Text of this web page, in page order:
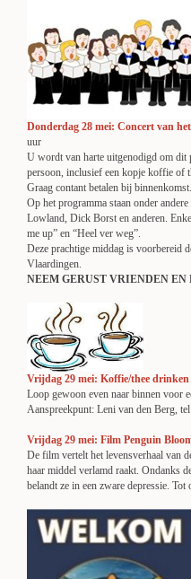
Donderdag 28 mei: Concert van
uur
U wordt van harte uitgenodigd om dit
persoon, inclusief een kopje koffie of
Graag contant betalen bij binnenkomst.
Op het programma staan onder
Lowland, Dick Borst en anderen.
me up” en “Heel ver weg”.
Deze prachtige middag is voorbereid
Vlaardingen.
NEEM GERUST VRIENDEN
Vrijdag 29 mei: Koffie/thee
Loop gewoon even naar binnen voor
Aanspreekpunt: Leni van den Berg,
Vrijdag 29 mei: Film Penguin
De film vertelt het levensverhaal van
haar middel verlamd raakt. Ondanks
belandt ze in een zware depressie.